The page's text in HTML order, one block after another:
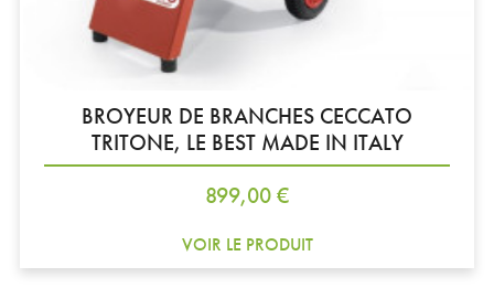
BROYEUR DE BRANCHES CECCATO
TRITONE, LE BEST MADE IN ITALY
Prix
899,00 €
VOIR LE PRODUIT